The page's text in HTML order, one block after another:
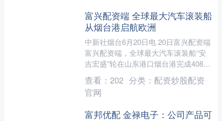
富兴配资端 全球最大汽车滚装船
从烟台港启航欧洲
中新社烟台6月20日电 20日富兴配资端
富兴配资端，全球最大汽车滚装船“安
吉宏盛”轮在山东港口烟台港完成4085
台出口汽车装船，启航前往欧洲。 6月
19日，“安....
查看： 202 分类： 配资炒股配资
官网
富邦优配 金禄电子：公司产品可